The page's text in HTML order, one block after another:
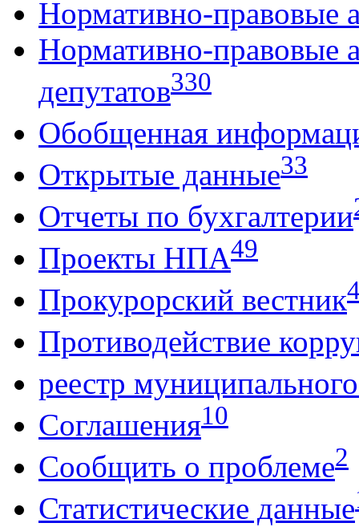
Нормативно-правовые
Нормативно-правовые
депутатов330
Обобщенная
Открытые данные33
Отчеты по бухгалтерии
Проекты НПА49
Прокурорский вестник
Противодействие
реестр
Соглашения10
Сообщить о проблеме2
Статистические данные